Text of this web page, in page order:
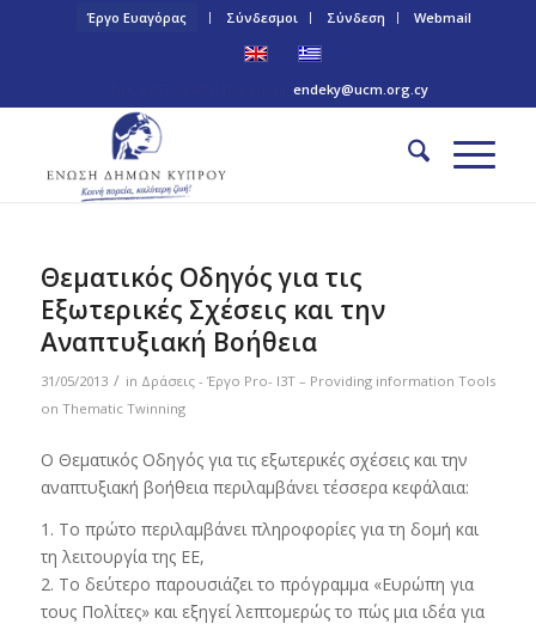
Έργο Ευαγόρας Σύνδεσμοι Σύνδεση Webmail
endeky@ucm.org.cy
Θεματικός Οδηγός για τις
Εξωτερικές Σχέσεις και την
Αναπτυξιακή Βοήθεια
31/05/2013 / in Δράσεις - Έργο Pro- I3T – Providing information Tools
on Thematic Twinning
Ο Θεματικός Οδηγός για τις εξωτερικές σχέσεις και την
αναπτυξιακή βοήθεια περιλαμβάνει τέσσερα κεφάλαια:
1. Το πρώτο περιλαμβάνει πληροφορίες για τη δομή και
τη λειτουργία της ΕΕ,
2. Το δεύτερο παρουσιάζει το πρόγραμμα «Ευρώπη για
τους Πολίτες» και εξηγεί λεπτομερώς το πώς μια ιδέα για